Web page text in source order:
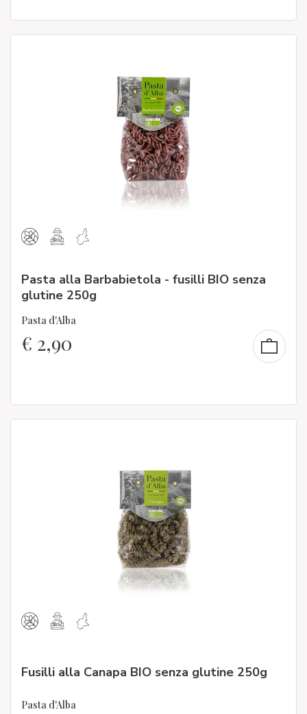
Pasta alla Barbabietola - fusilli BIO senza
glutine 250g
Pasta d'Alba
€ 2,90
Fusilli alla Canapa BIO senza glutine 250g
Pasta d'Alba